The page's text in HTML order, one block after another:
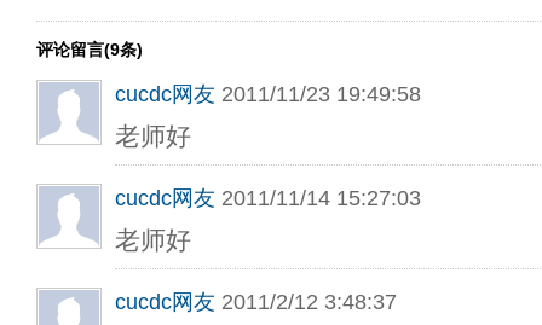
评论留言(9条)
cucdc网友 2011/11/23 19:49:58
老师好
cucdc网友 2011/11/14 15:27:03
老师好
cucdc网友 2011/2/12 3:48:37